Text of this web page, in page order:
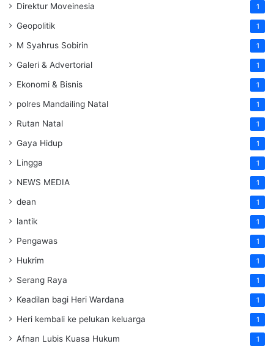
Direktur Moveinesia 1
Geopolitik 1
M Syahrus Sobirin 1
Galeri & Advertorial 1
Ekonomi & Bisnis 1
polres Mandailing Natal 1
Rutan Natal 1
Gaya Hidup 1
Lingga 1
NEWS MEDIA 1
dean 1
lantik 1
Pengawas 1
Hukrim 1
Serang Raya 1
Keadilan bagi Heri Wardana 1
Heri kembali ke pelukan keluarga 1
Afnan Lubis Kuasa Hukum 1